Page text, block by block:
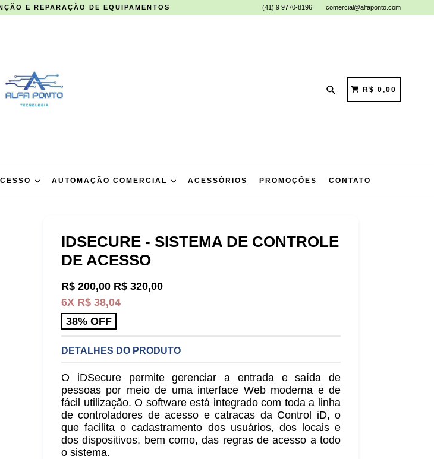
E REPARAÇÃO DE EQUIPAMENTOS (41) 9 9770-8196 comercial@alfaponto.com
PesquisarCARRINHO
CARRINHO
R$ 0,00
AUTOMAÇÃO COMERCIAL ACESSÓRIOS PROMOÇÕES CONTATO
IDSECURE - SISTEMA DE CONTROLE
DE ACESSO
Preço
normal
R$ 200,00 R$ 320,00
6X R$ 38,04
38% OFF
DETALHES DO PRODUTO
O iDSecure permite gerenciar a entrada e saída de
pessoas por meio de uma interface Web moderna e de
fácil utilização. O software está integrado com toda a linha
de controladores de acesso e catracas da Control iD, o
que facilita o cadastramento dos usuários, dos locais e
dos dispositivos, bem como, das regras de acesso a todo
o sistema.